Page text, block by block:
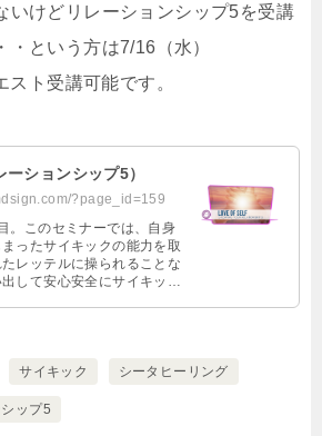
いけどリレーションシップ5を受講
・という方は7/16（水）
ト受講可能です。
ションシップ5）
?page_id=159
。このセミナーでは、自身
ったサイキックの能⼒を取
レッテルに操られることな
して安心安全にサイキック
サイキック シータヒーリング
ップ5